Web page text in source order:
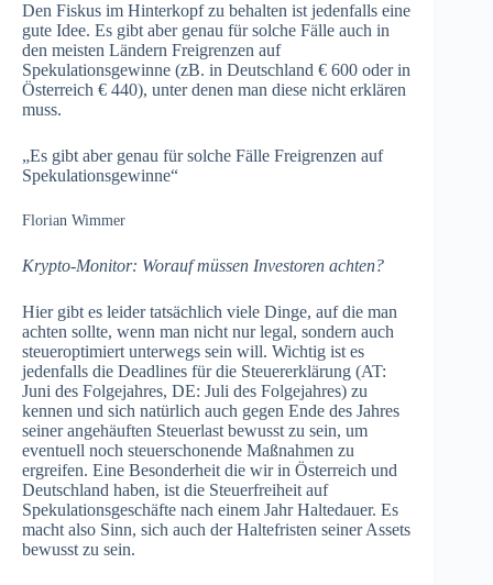
Den Fiskus im Hinterkopf zu behalten ist jedenfalls eine
gute Idee. Es gibt aber genau für solche Fälle auch in
den meisten Ländern Freigrenzen auf
Spekulationsgewinne (zB. in Deutschland € 600 oder in
Österreich € 440), unter denen man diese nicht erklären
muss.
„Es gibt aber genau für solche Fälle Freigrenzen auf
Spekulationsgewinne“
Florian Wimmer
Krypto-Monitor: Worauf müssen Investoren achten?
Hier gibt es leider tatsächlich viele Dinge, auf die man
achten sollte, wenn man nicht nur legal, sondern auch
steueroptimiert unterwegs sein will. Wichtig ist es
jedenfalls die Deadlines für die Steuererklärung (AT:
Juni des Folgejahres, DE: Juli des Folgejahres) zu
kennen und sich natürlich auch gegen Ende des Jahres
seiner angehäuften Steuerlast bewusst zu sein, um
eventuell noch steuerschonende Maßnahmen zu
ergreifen. Eine Besonderheit die wir in Österreich und
Deutschland haben, ist die Steuerfreiheit auf
Spekulationsgeschäfte nach einem Jahr Haltedauer. Es
macht also Sinn, sich auch der Haltefristen seiner Assets
bewusst zu sein.